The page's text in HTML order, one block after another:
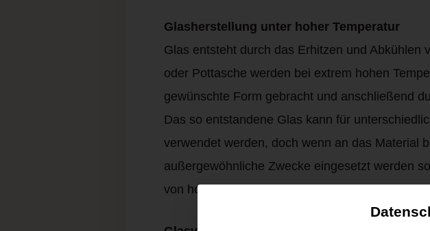
Glasherstellung unter hoher Temperatur
Glas entsteht durch das Erhitzen und
oder Pottasche werden bei extrem hohen
gewünschte Form gebracht und anschließend
Das so entstandene Glas kann für
verwendet werden, doch wenn an das Material
außergewöhnliche Zwecke eingesetzt werden
von hochspezialisierten Betrieben durchgeführt